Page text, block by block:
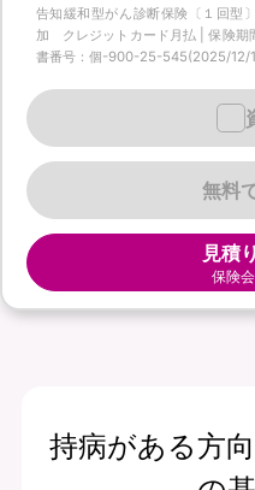
告知緩和型がん診断保険〔１回
加 クレジットカード月払 | 保険期
書番号：個-900-25-545(2025/12/
無料
見積
保険
持病がある方